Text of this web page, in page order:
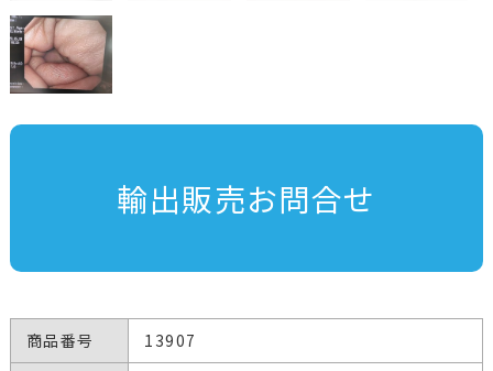
輸出販売お問合せ
商品番号
13907